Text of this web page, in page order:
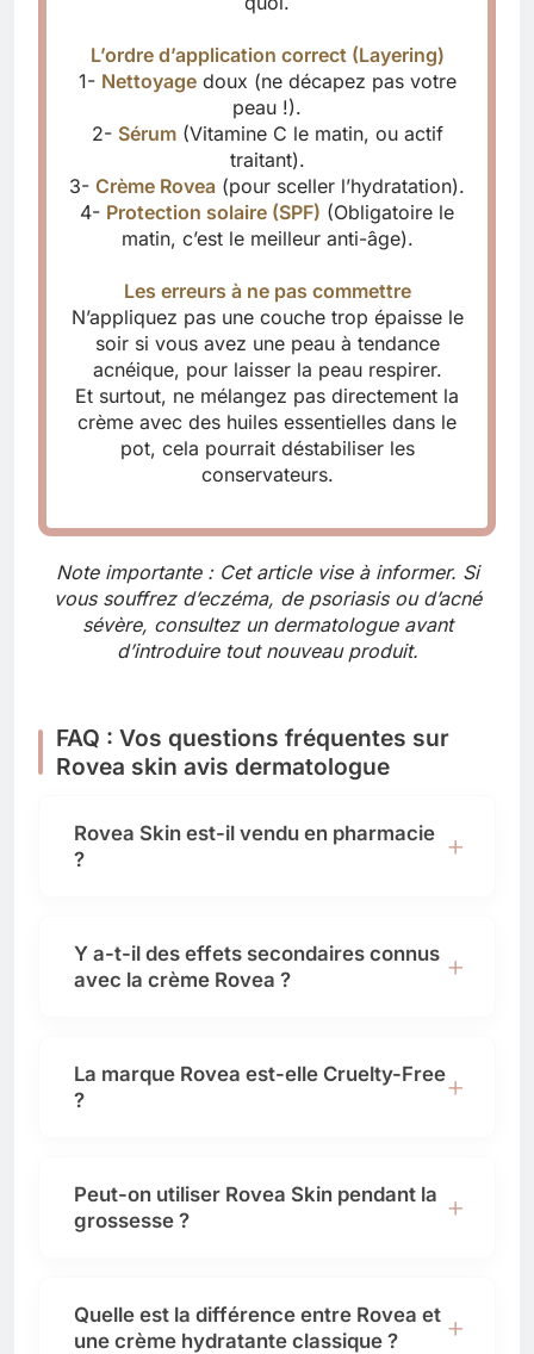
L’ordre d’application correct (Layering)
1- Nettoyagedoux (ne décapez pas votre
peau !).
2- Sérum(Vitamine C le matin, ou actif
traitant).
3- Crème Rovea (pour sceller l’hydratation).
4- Protection solaire (SPF) (Obligatoire le
matin, c’est le meilleur anti-âge).
Les erreurs à ne pas commettre
N’appliquez pas une couche trop épaisse le
soir si vous avez une peau à tendance
acnéique, pour laisser la peau respirer.
Et surtout, ne mélangez pas directement la
crème avec des huiles essentielles dans le
pot, cela pourrait déstabiliser les
conservateurs.
Note importante : Cet article vise à informer. Si
vous souffrez d’eczéma, de psoriasis ou d’acné
sévère, consultez un dermatologue avant
d’introduire tout nouveau produit.
FAQ : Vos questions fréquentes sur
Rovea skin avis dermatologue
Rovea Skin est-il vendu en pharmacie
?
Y a-t-il des effets secondaires connus
avec la crème Rovea ?
La marque Rovea est-elle Cruelty-Free
?
Peut-on utiliser Rovea Skin pendant la
grossesse ?
Quelle est la différence entre Rovea et
une crème hydratante classique ?